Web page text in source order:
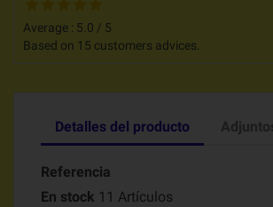
Average : 5.0 / 5
Based on 15 customers advices.
Detalles del producto
Referencia
En stock 11 Artículos